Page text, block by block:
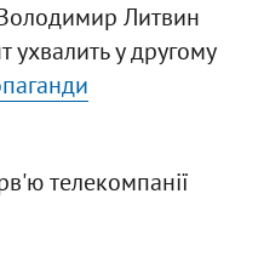
Литвин
у другому
телекомпанії